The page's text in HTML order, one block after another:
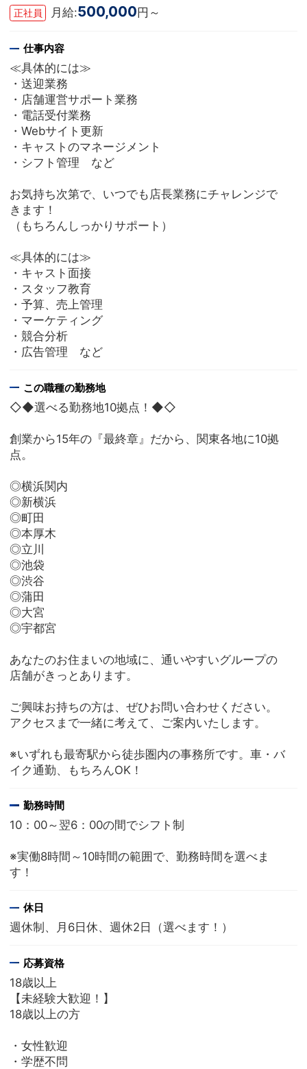
正社員 月給:500,000円～
仕事内容
≪具体的には≫
・送迎業務
・店舗運営サポート業務
・電話受付業務
・Webサイト更新
・キャストのマネージメント
・シフト管理 など
お気持ち次第で、いつでも店長業務にチャレンジで
きます！
（もちろんしっかりサポート）
≪具体的には≫
・キャスト面接
・スタッフ教育
・予算、売上管理
・マーケティング
・競合分析
・広告管理 など
この職種の勤務地
◇◆選べる勤務地10拠点！◆◇
創業から15年の『最終章』だから、関東各地に10拠
点。
◎横浜関内
◎新横浜
◎町田
◎本厚木
◎立川
◎池袋
◎渋谷
◎蒲田
◎大宮
◎宇都宮
あなたのお住まいの地域に、通いやすいグループの
店舗がきっとあります。
ご興味お持ちの方は、ぜひお問い合わせください。
アクセスまで一緒に考えて、ご案内いたします。
※いずれも最寄駅から徒歩圏内の事務所です。車・バ
イク通勤、もちろんOK！
勤務時間
10：00～翌6：00の間でシフト制
※実働8時間～10時間の範囲で、勤務時間を選べま
す！
休日
週休制、月6日休、週休2日（選べます！）
応募資格
18歳以上
【未経験大歓迎！】
18歳以上の方
・女性歓迎
・学歴不問